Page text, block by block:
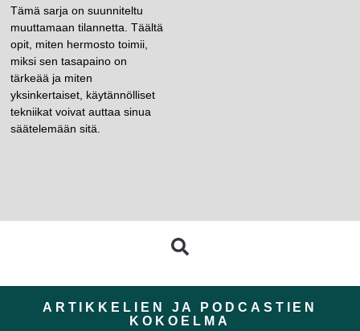
Tämä sarja on suunniteltu
muuttamaan tilannetta. Täältä
opit, miten hermosto toimii,
miksi sen tasapaino on
tärkeää ja miten
yksinkertaiset, käytännölliset
tekniikat voivat auttaa sinua
säätelemään sitä.
ARTIKKELIEN JA PODCASTIEN
KOKOELMA